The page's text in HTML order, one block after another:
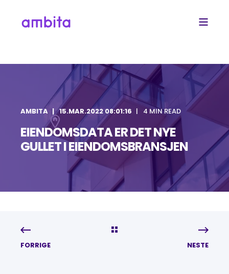
AMBITA 15.MAR.2022 08:01:16 4 MIN READ
EIENDOMSDATA ER DET NYE
GULLET I EIENDOMSBRANSJEN
FORRIGE NESTE